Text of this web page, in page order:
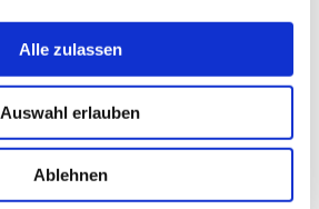
Alle zulassen
Auswahl erlauben
Ablehnen